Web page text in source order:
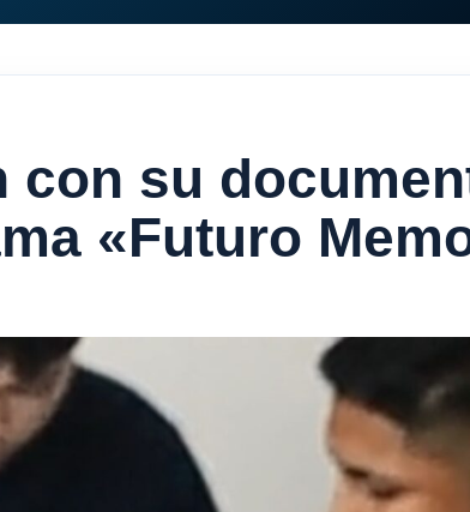
con su
«Futuro